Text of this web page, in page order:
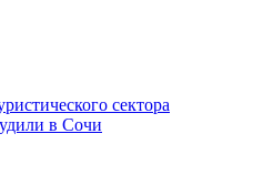
сектора
в Сочи